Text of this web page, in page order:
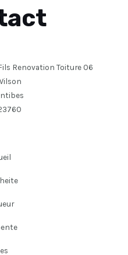
Renovation Toiture 06